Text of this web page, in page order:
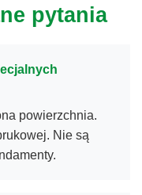
pytania
powierzchnia.
Nie są